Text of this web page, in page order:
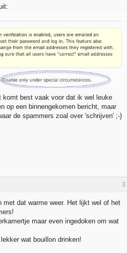
best vaak voor dat ik wel leuke
op een binnengekomen bericht, maar
de spammers zoal over 'schrijven' ;-}
3
met dat warme weer. Het lijkt wel of het
maar even ingedoken om wat
wat bouillon drinken!